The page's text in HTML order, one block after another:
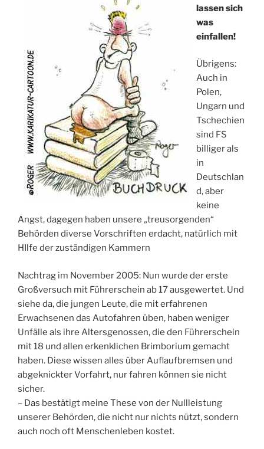
lassen sich
was
einfallen!
Übrigens:
Auch in
Polen,
Ungarn und
Tschechien
sind FS
billiger als
in
Deutschlan
d, aber
keine
Angst, dagegen haben unsere „treusorgenden“
Behörden diverse Vorschriften erdacht, natürlich mit
HIlfe der zuständigen Kammern
Nachtrag im November 2005: Nun wurde der erste
Großversuch mit Führerschein ab 17 ausgewertet. Und
siehe da, die jungen Leute, die mit erfahrenen
Erwachsenen das Autofahren üben, haben weniger
Unfälle als ihre Altersgenossen, die den Führerschein
mit 18 und allen erkenklichen Brimborium gemacht
haben. Diese wissen alles über Auflaufbremsen und
abgeknickter Vorfahrt, nur fahren können sie nicht
sicher.
– Das bestätigt meine These von der Nullleistung
unserer Behörden, die nicht nur nichts nützt, sondern
auch noch oft Menschenleben kostet.